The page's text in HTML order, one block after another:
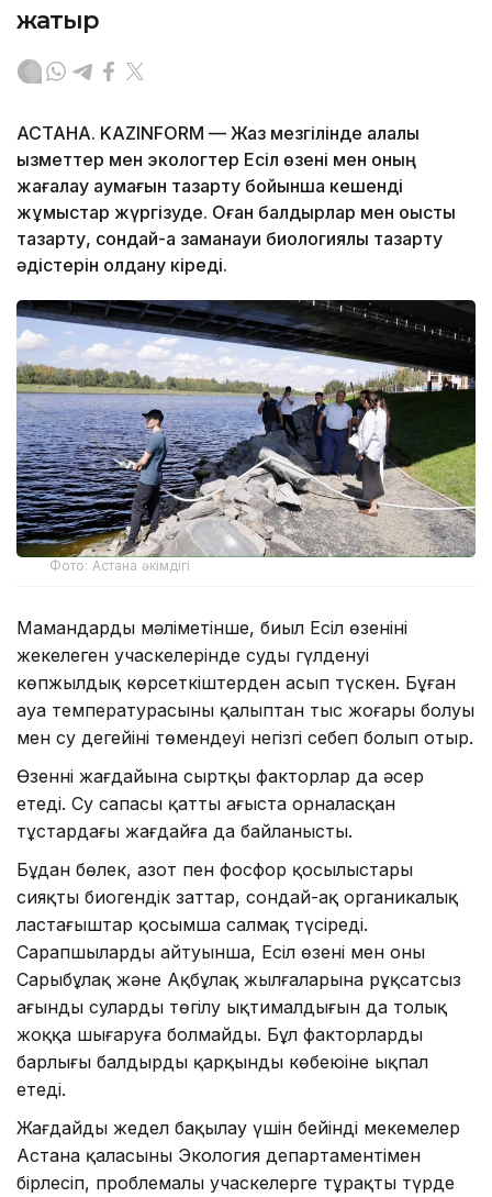
жатыр
АСТАНА. KAZINFORM — Жаз мезгілінде қалалық
қызметтер мен экологтер Есіл өзені мен оның
жағалау аумағын тазарту бойынша кешенді
жұмыстар жүргізуде. Оған балдырлар мен қоқысты
тазарту, сондай-ақ заманауи биологиялық тазарту
әдістерін қолдану кіреді.
Фото: Астана әкімдігі
Мамандардың мәліметінше, биыл Есіл өзенінің
жекелеген учаскелерінде судың гүлденуі
көпжылдық көрсеткіштерден асып түскен. Бұған
ауа температурасының қалыптан тыс жоғары болуы
мен су деңгейінің төмендеуі негізгі себеп болып отыр.
Өзеннің жағдайына сыртқы факторлар да әсер
етеді. Су сапасы қатты ағыста орналасқан
тұстардағы жағдайға да байланысты.
Бұдан бөлек, азот пен фосфор қосылыстары
сияқты биогендік заттар, сондай-ақ органикалық
ластағыштар қосымша салмақ түсіреді.
Сарапшылардың айтуынша, Есіл өзені мен оның
Сарыбұлақ және Ақбұлақ жылғаларына рұқсатсыз
ағынды сулардың төгілу ықтималдығын да толық
жоққа шығаруға болмайды. Бұл факторлардың
барлығы балдырдың қарқынды көбеюіне ықпал
етеді.
Жағдайды жедел бақылау үшін бейінді мекемелер
Астана қаласының Экология департаментімен
бірлесіп, проблемалы учаскелерге тұрақты түрде